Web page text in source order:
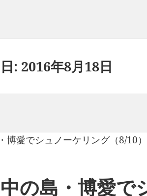
日: 2016年8月18日
中の島・博愛で